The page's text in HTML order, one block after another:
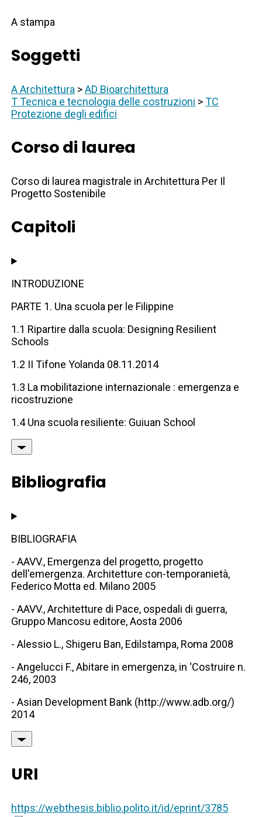
A stampa
Soggetti
A Architettura >AD Bioarchitettura
T Tecnica e tecnologia delle costruzioni >TC
Protezione degli edifici
Corso di laurea
Corso di laurea magistrale in Architettura Per Il
Progetto Sostenibile
Capitoli
INTRODUZIONE
PARTE 1. Una scuola per le Filippine
1.1 Ripartire dalla scuola: Designing Resilient
Schools
1.2 II Tifone Yolanda 08.11.2014
1.3 La mobilitazione internazionale : emergenza e
ricostruzione
1.4 Una scuola resiliente: Guiuan School
Bibliografia
BIBLIOGRAFIA
- AAVV., Emergenza del progetto, progetto
dell'emergenza. Architetture con-temporanietà,
Federico Motta ed. Milano 2005
- AAVV., Architetture di Pace, ospedali di guerra,
Gruppo Mancosu editore, Aosta 2006
- Alessio L., Shigeru Ban, Edilstampa, Roma 2008
- Angelucci F., Abitare in emergenza, in ‘Costruire n.
246, 2003
- Asian Development Bank (http://www.adb.org/)
2014
URI
https://webthesis.biblio.polito.it/id/eprint/3785